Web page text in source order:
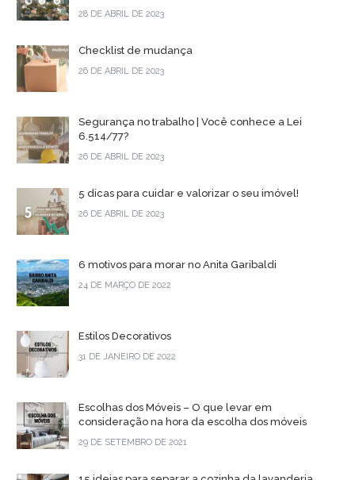
28 DE ABRIL DE 2023
Checklist de mudança
26 DE ABRIL DE 2023
Segurança no trabalho | Você conhece a Lei
6.514/77?
26 DE ABRIL DE 2023
5 dicas para cuidar e valorizar o seu imóvel!
26 DE ABRIL DE 2023
6 motivos para morar no Anita Garibaldi
24 DE MARÇO DE 2022
Estilos Decorativos
31 DE JANEIRO DE 2022
Escolhas dos Móveis – O que levar em
consideração na hora da escolha dos móveis
29 DE SETEMBRO DE 2021